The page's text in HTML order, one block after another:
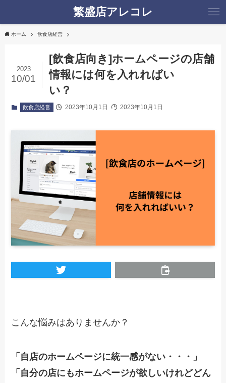
繁盛店アレコレ
ホーム 飲食店経営
[飲食店向き]ホームページの店舗
情報には何を入れればい
い？
2023
10/01
飲食店経営 2023年10月1日 2023年10月1日
こんな悩みはありませんか？
「自店のホームページに統一感がない・・・」
「自分の店にもホームページが欲しいけれどどん